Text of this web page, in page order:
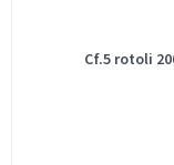
Cf.5 rotoli